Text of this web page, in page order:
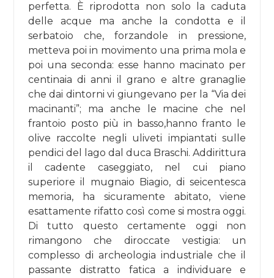
perfetta. È riprodotta non solo la caduta
delle acque ma anche la condotta e il
serbatoio che, forzandole in pressione,
metteva poi in movimento una prima mola e
poi una seconda: esse hanno macinato per
centinaia di anni il grano e altre granaglie
che dai dintorni vi giungevano per la “Via dei
macinanti”; ma anche le macine che nel
frantoio posto più in basso,hanno franto le
olive raccolte negli uliveti impiantati sulle
pendici del lago dal duca Braschi. Addirittura
il cadente caseggiato, nel cui piano
superiore il mugnaio Biagio, di seicentesca
memoria, ha sicuramente abitato, viene
esattamente rifatto così come si mostra oggi.
Di tutto questo certamente oggi non
rimangono che diroccate vestigia: un
complesso di archeologia industriale che il
passante distratto fatica a individuare e